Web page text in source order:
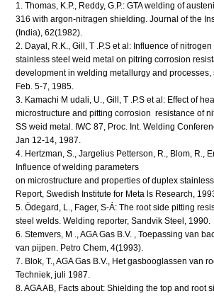
1. Thomas, K.P., Reddy, G.P.: GTA welding of
316 with argon-nitragen shielding. Journal of the
(India), 62(1982).
2. Dayal, R.K., Gill, T .P.S et al: Influence of
stainless steel weid metal on pitring corrosion
development in welding metallurgy and processes,
Feb. 5-7, 1985.
3. Kamachi M udali, U., Gill, T .P.S et al: Effect of
microstructure and pitting corrosion resistance of
SS weid metal. IWC 87, Proc. Int. Welding
Jan 12-14, 1987.
4. Hertzman, S., Jargelius Petterson, R., Blom, R.,
Influence of welding parameters
on microstructure and properties of duplex
Report, Swedish Institute for Meta ls Research,
5. Ödegard, L., Fager, S-Á: The root side pitting
steel welds. Welding reporter, Sandvik Steel, 1990.
6. Stemvers, M ., AGA Gas B.V. , Toepassing van
van pijpen. Petro Chem, 4(1993).
7. Blok, T., AGA Gas B.V., Het gasbooglassen van
Techniek, juli 1987.
8. AGA AB, Facts about: Shielding the top and root